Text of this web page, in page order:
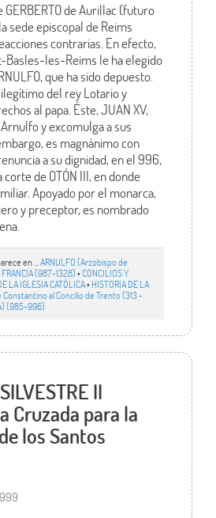
GERBERTO de Aurillac (futuro
sede episcopal de Reims
contrarias. En efecto,
Basles-les-Reims le ha elegido
que ha sido depuesto.
ilegítimo del rey Lotario y
al papa. Éste, JUAN XV,
y excomulga a sus
es magnánimo con
a su dignidad, en el 996,
de OTÓN III, en donde
Apoyado por el monarca,
y preceptor, es nombrado
en ... ARNULFO (Arzobispo de
FRANCIA (987-1328)•CONCILIOS Y
LA IGLESIA CATÓLICA• HISTORIA DE LA
Constantino al Concilio de Trento (313 -
(985-996)
II
Cruzada para la
los Santos